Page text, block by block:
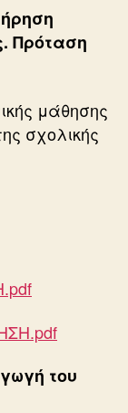
Πρόταση
μάθησης
σχολικής
του